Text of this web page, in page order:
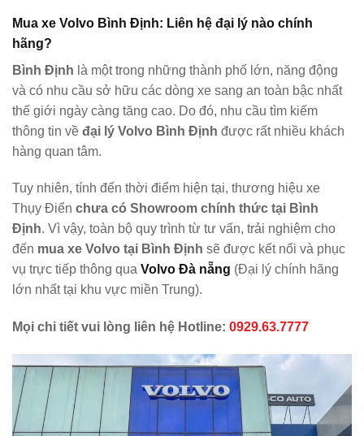
Mua xe Volvo Bình Định: Liên hệ đại lý nào chính
hãng?
Bình Định là một trong những thành phố lớn, năng động
và có nhu cầu sở hữu các dòng xe sang an toàn bậc nhất
thế giới ngày càng tăng cao. Do đó, nhu cầu tìm kiếm
thông tin về đại lý Volvo Bình Định được rất nhiều khách
hàng quan tâm.
Tuy nhiên, tính đến thời điểm hiện tại, thương hiệu xe
Thụy Điển chưa có Showroom chính thức tại Bình
Định. Vì vậy, toàn bộ quy trình từ tư vấn, trải nghiệm cho
đến mua xe Volvo tại Bình Định sẽ được kết nối và phục
vụ trực tiếp thông qua Volvo Đà nẵng (Đại lý chính hãng
lớn nhất tại khu vực miền Trung).
Mọi chi tiết vui lòng liên hệ Hotline: 0929.63.7777